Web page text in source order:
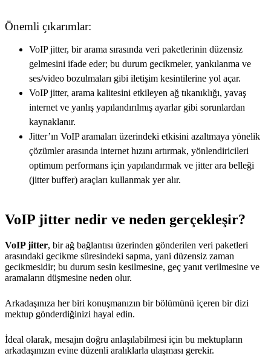
Önemli çıkarımlar:
VoIP jitter, bir arama sırasında veri paketlerinin düzensiz
gelmesini ifade eder; bu durum gecikmeler, yankılanma ve
ses/video bozulmaları gibi iletişim kesintilerine yol açar.
VoIP jitter, arama kalitesini etkileyen ağ tıkanıklığı, yavaş
internet ve yanlış yapılandırılmış ayarlar gibi sorunlardan
kaynaklanır.
Jitter’ın VoIP aramaları üzerindeki etkisini azaltmaya yönelik
çözümler arasında internet hızını artırmak, yönlendiricileri
optimum performans için yapılandırmak ve jitter ara belleği
(jitter buffer) araçları kullanmak yer alır.
VoIP jitter nedir ve neden gerçekleşir?
VoIP jitter, bir ağ bağlantısı üzerinden gönderilen veri paketleri
arasındaki gecikme süresindeki sapma, yani düzensiz zaman
gecikmesidir; bu durum sesin kesilmesine, geç yanıt verilmesine ve
aramaların düşmesine neden olur.
Arkadaşınıza her biri konuşmanızın bir bölümünü içeren bir dizi
mektup gönderdiğinizi hayal edin.
İdeal olarak, mesajın doğru anlaşılabilmesi için bu mektupların
arkadaşınızın evine düzenli aralıklarla ulaşması gerekir.